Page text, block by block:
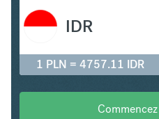
IDR
1 PLN = 4757.11 IDR